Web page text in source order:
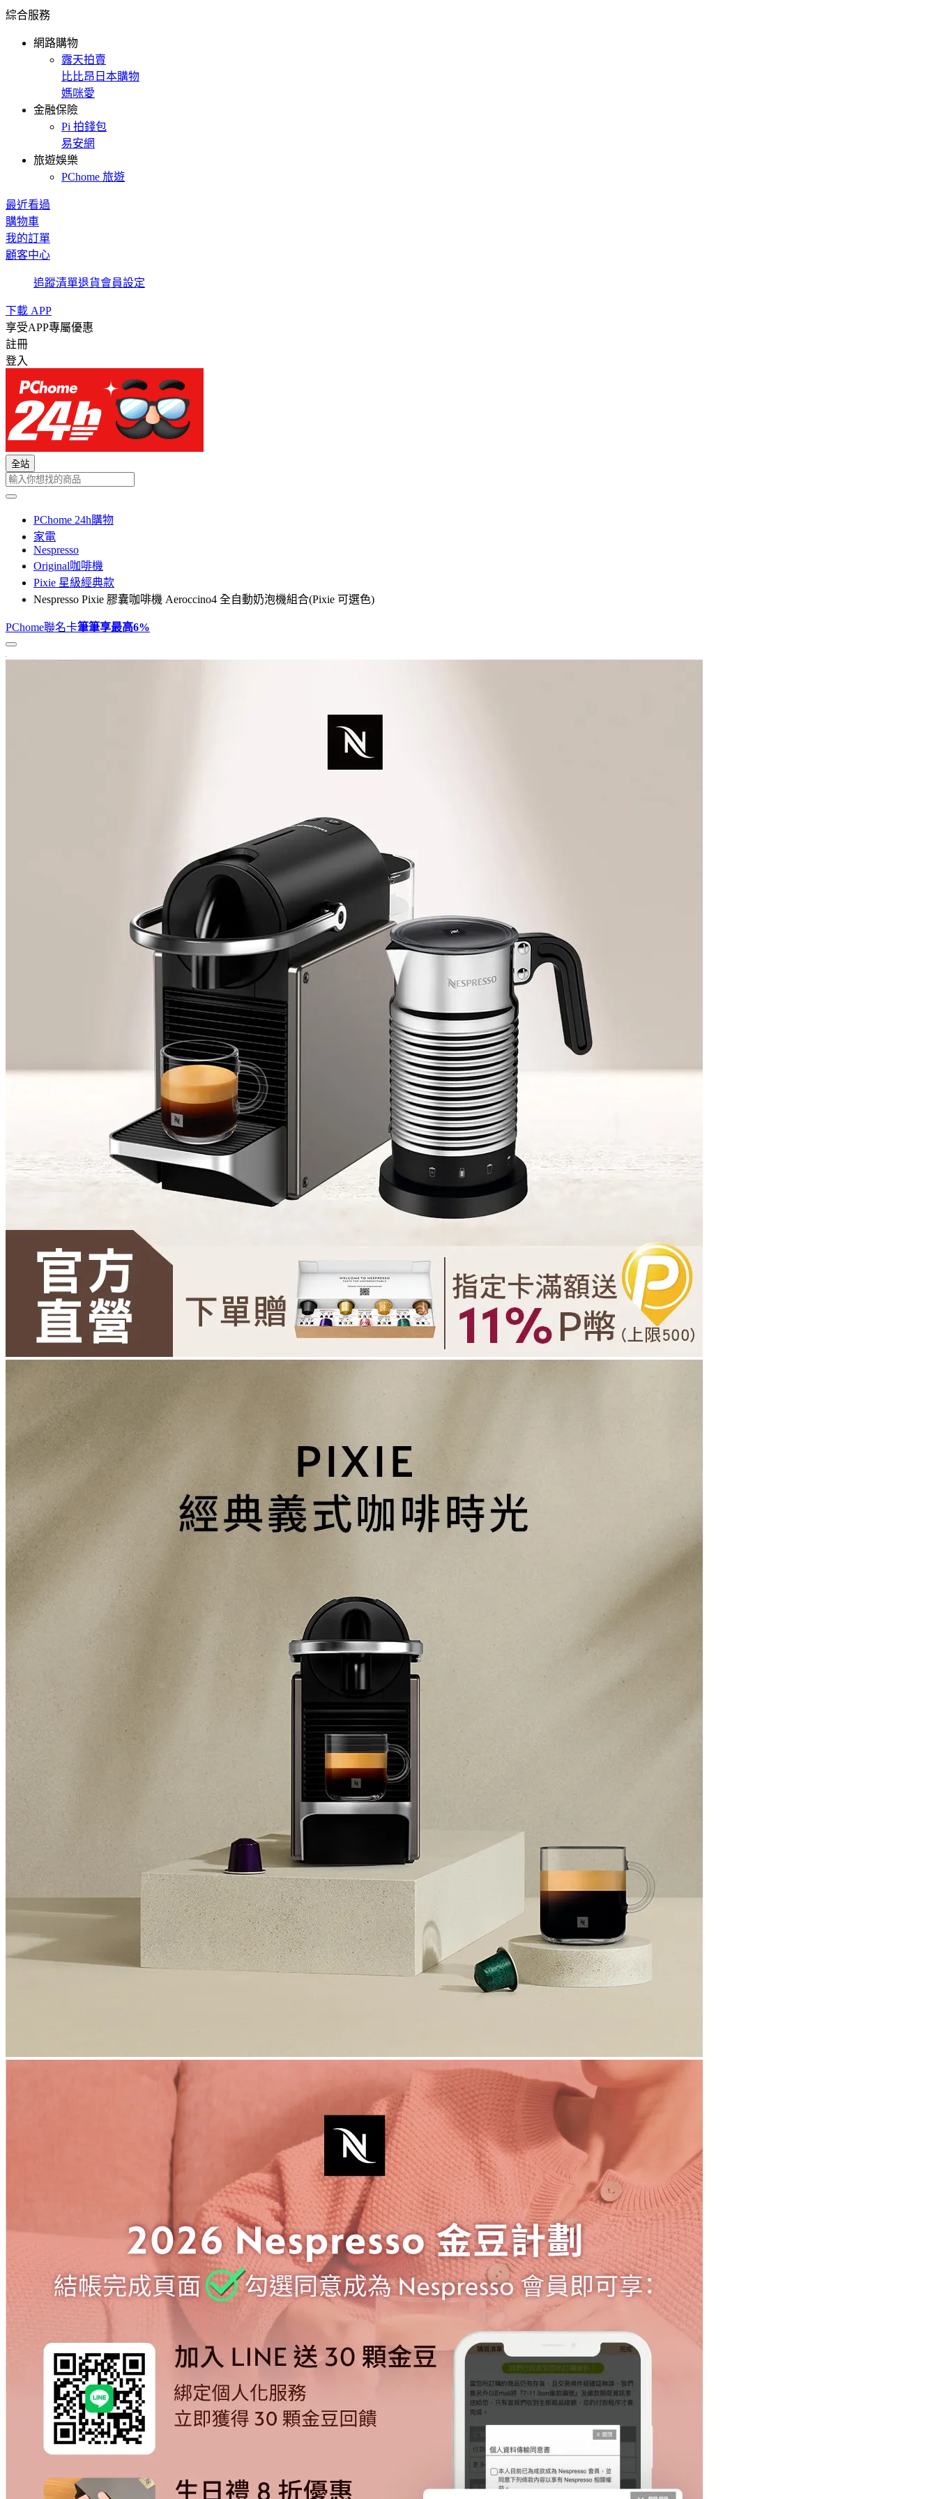
綜合服務
網路購物
露天拍賣
比比昂日本購物
媽咪愛
金融保險
Pi 拍錢包
易安網
旅遊娛樂
PChome 旅遊
最近看過
購物車
我的訂單
顧客中心
追蹤清單退貨會員設定
下載 APP
享受APP專屬優惠
註冊
登入
全站
PChome 24h購物
家電
Nespresso
Original咖啡機
Pixie 星級經典款
Nespresso Pixie 膠囊咖啡機 Aeroccino4 全自動奶泡機組合(Pixie 可選色)
PChome聯名卡筆筆享最高6%